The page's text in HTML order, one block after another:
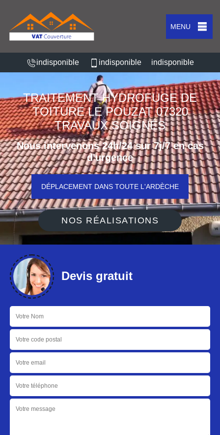
MENU
indisponible indisponible indisponible
TRAITEMENT HYDROFUGE DE
TOITURE LE POUZAT 07320
TRAVAUX SOIGNÉS
Nous intervenons 24h/24 sur 7j/7 en cas
d'urgence
DÉPLACEMENT DANS TOUTE L'ARDÈCHE
NOS RÉALISATIONS
Devis gratuit